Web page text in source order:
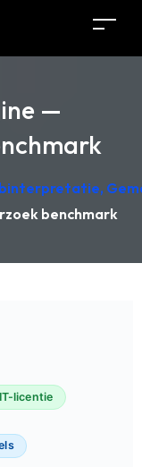
—
benchmark
licentie